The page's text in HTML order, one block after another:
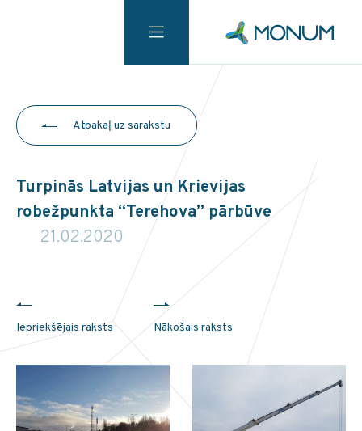
Atpakaļ uz sarakstu
Turpinās Latvijas un Krievijas
robežpunkta “Terehova” pārbūve
21.02.2020
Iepriekšējais raksts Nākošais raksts